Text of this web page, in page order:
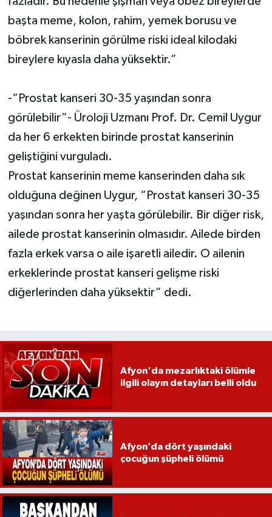
başta meme, kolon, rahim, yemek borusu ve
böbrek kanserinin görülme riski ideal kilodaki
bireylere kıyasla daha yüksektir.”
-“Prostat kanseri 30-35 yaşından sonra
görülebilir”- Üroloji Uzmanı Prof. Dr. Cemil Uygur
da her 6 erkekten birinde prostat kanserinin
geliştiğini vurguladı.
Prostat kanserinin meme kanserinden daha sık
olduğuna değinen Uygur, “Prostat kanseri 30-35
yaşından sonra her yaşta görülebilir. Bir diğer risk,
ailede prostat kanserinin olmasıdır. Ailede birden
fazla erkek varsa o aile işaretli ailedir. O ailenin
erkeklerinde prostat kanseri gelişme riski
diğerlerinden daha yüksektir” dedi.
Afyon'da mezarlıktaki ölümle
ilgili olayın detayları belli oldu
Afyon’da dört yaşındaki
çocuğun şüpheli ölümü